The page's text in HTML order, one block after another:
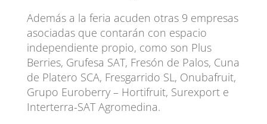
Además a la feria acuden otras 9 empresas
asociadas que contarán con espacio
independiente propio, como son Plus
Berries, Grufesa SAT, Fresón de Palos, Cuna
de Platero SCA, Fresgarrido SL, Onubafruit,
Grupo Euroberry – Hortifruit, Surexport e
Interterra-SAT Agromedina.